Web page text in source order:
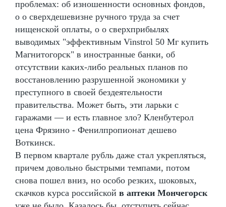
проблемах: об изношенности основных фондов,
о о сверхдешевизне ручного труда за счет
нищенской оплаты, о о сверхприбылях
выводимых "эффективным Vinstrol 50 Мг купить
Магнитогорск" в иностранные банки, об
отсутствии каких-либо реальных планов по
восстановлению разрушенной экономики у
преступного в своей бездеятельности
правительства. Может быть, эти ларьки с
гаражами — и есть главное зло? Кленбутерол
цена Фрязино - Фенилпропионат дешево
Воткинск.
В первом квартале рубль даже стал укрепляться,
причем довольно быстрыми темпами, потом
снова пошел вниз, но особо резких, шоковых,
скачков курса российской в аптеки Мончегорск